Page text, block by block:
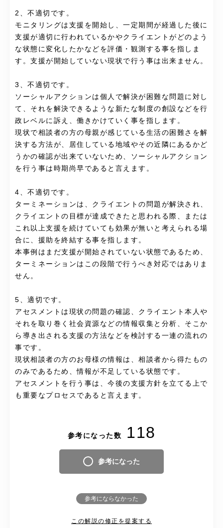
2、不適切です。
モニタリングは支援を開始し、一定期間が経過した後に
支援が適切に行われているかやクライエントがどのよう
な状態に変化したかなどを評価・観測する事を指しま
す。支援が開始していない現状で行う事は出来ません。
3、不適切です。
ソーシャルアクションは個人で解決が困難な問題に対し
て、それを解決できるような新たな制度の創設などを行
政レベルに訴え、働きかけていく事を指します。
現状で相談者の方の母親が感じている生活の困難さを解
決する方法が、居住している地域やその近隣にあるかど
うかの確認が出来ていないため、ソーシャルアクション
を行う事は時期尚早であると言えます。
4、不適切です。
ターミネーションは、クライエントの問題が解決され、
クライエントの目標が達成できたと思われる際、または
これ以上支援を続けていても効果が無いと考えられる場
合に、援助を終結する事を指します。
本事例はまだ支援が開始されていない状態であるため、
ターミネーションはこの段階で行うべき対応ではありま
せん。
5、適切です。
アセスメントは現状の問題の確認、クライエント本人や
それを取り巻く社会資源などの情報収集と分析、そこか
ら導き出される支援の方法などを検討する一連の流れの
事です。
現状相談者の方のお母様の情報は、相談者から得たもの
のみであるため、情報が不足している状態です。
アセスメントを行う事は、今後の支援方針を立てる上で
も重要なプロセスであると言えます。
参考になった数 118
参考になった
参考にならなかった
この解説の修正を提案する